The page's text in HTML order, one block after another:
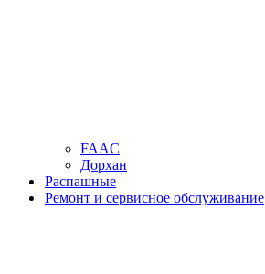
FAAC
Дорхан
Распашные
Ремонт и сервисное обслуживание